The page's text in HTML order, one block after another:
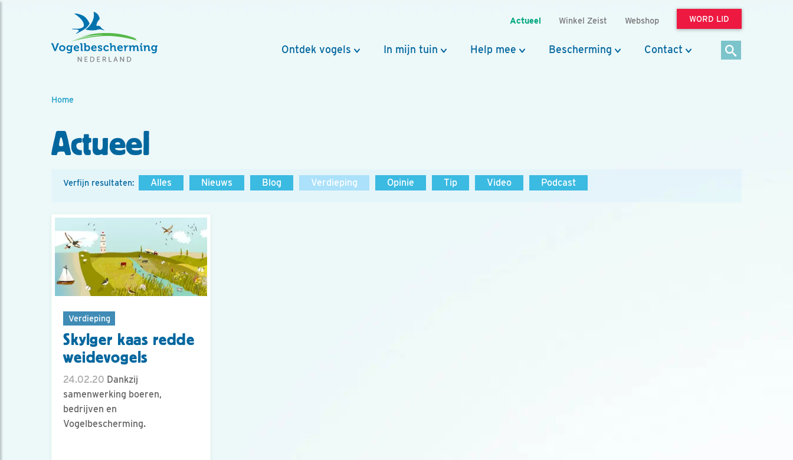
Actueel Winkel Zeist Webshop WORD LID
Ontdek vogels In mijn tuin Help mee Bescherming Contact
Home
Actueel
Verfijn resultaten: Alles Nieuws Blog Verdieping Opinie Tip Video Podcast
Verdieping
Skylger kaas redde
weidevogels
24.02.20 Dankzij
samenwerking boeren,
bedrijven en
Vogelbescherming.